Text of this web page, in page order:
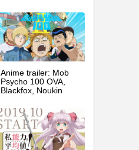
Anime trailer: Mob
Psycho 100 OVA,
Blackfox, Noukin